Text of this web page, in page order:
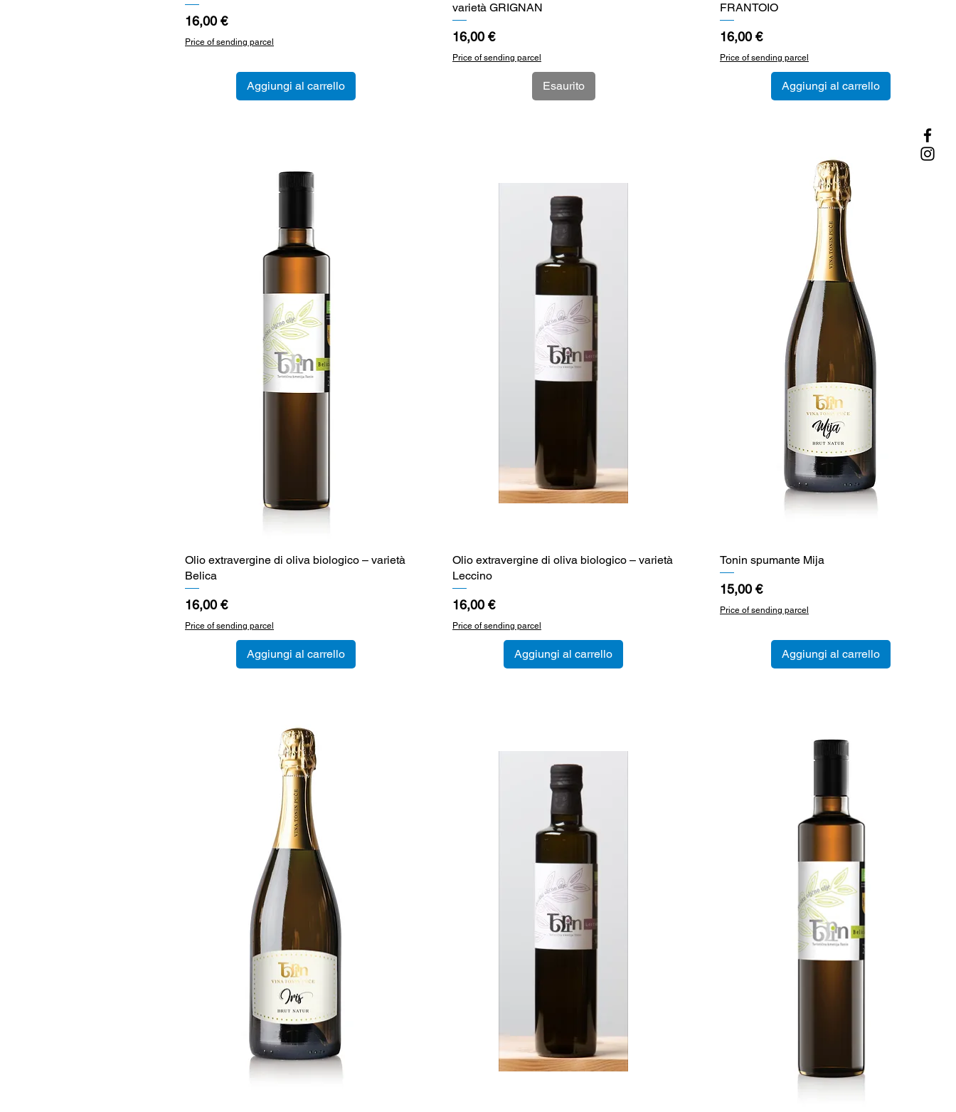
Prezzo
16,00 €
Price of sending parcel
Aggiungi al carrello
varietà GRIGNAN
Prezzo
16,00 €
Price of sending parcel
Esaurito
FRANTOIO
Prezzo
16,00 €
Price of sending parcel
Aggiungi al carrello
Vista rapida
Olio extravergine di oliva biologico – varietà
Belica
Prezzo
16,00 €
Price of sending parcel
Aggiungi al carrello
Vista rapida
Olio extravergine di oliva biologico – varietà
Leccino
Prezzo
16,00 €
Price of sending parcel
Aggiungi al carrello
Vista rapida
Tonin spumante Mija
Prezzo
15,00 €
Price of sending parcel
Aggiungi al carrello